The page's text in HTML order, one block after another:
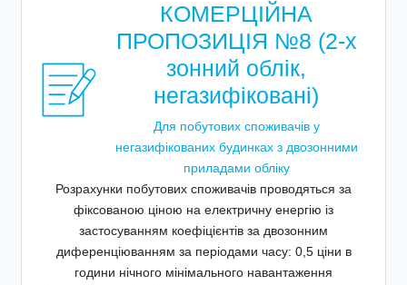
КОМЕРЦІЙНА
ПРОПОЗИЦІЯ №8 (2-х
зонний облік,
негазифіковані)
Для побутових споживачів у
негазифікованих будинках з двозонними
приладами обліку
Розрахунки побутових споживачів проводяться за
фіксованою ціною на електричну енергію із
застосуванням коефіцієнтів за двозонним
диференціюванням за періодами часу: 0,5 ціни в
години нічного мінімального навантаження